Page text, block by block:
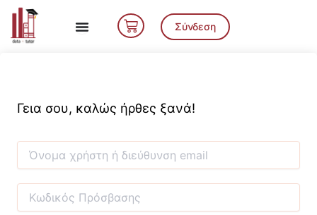
Μετάβαση
περιεχόμενο
Cart Σύνδεση
Γεια σου, καλώς ήρθες ξανά!